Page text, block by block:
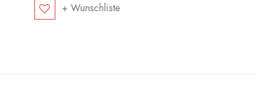
+ Wunschliste